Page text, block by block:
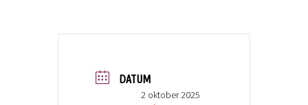
DATUM
2 oktober 2025